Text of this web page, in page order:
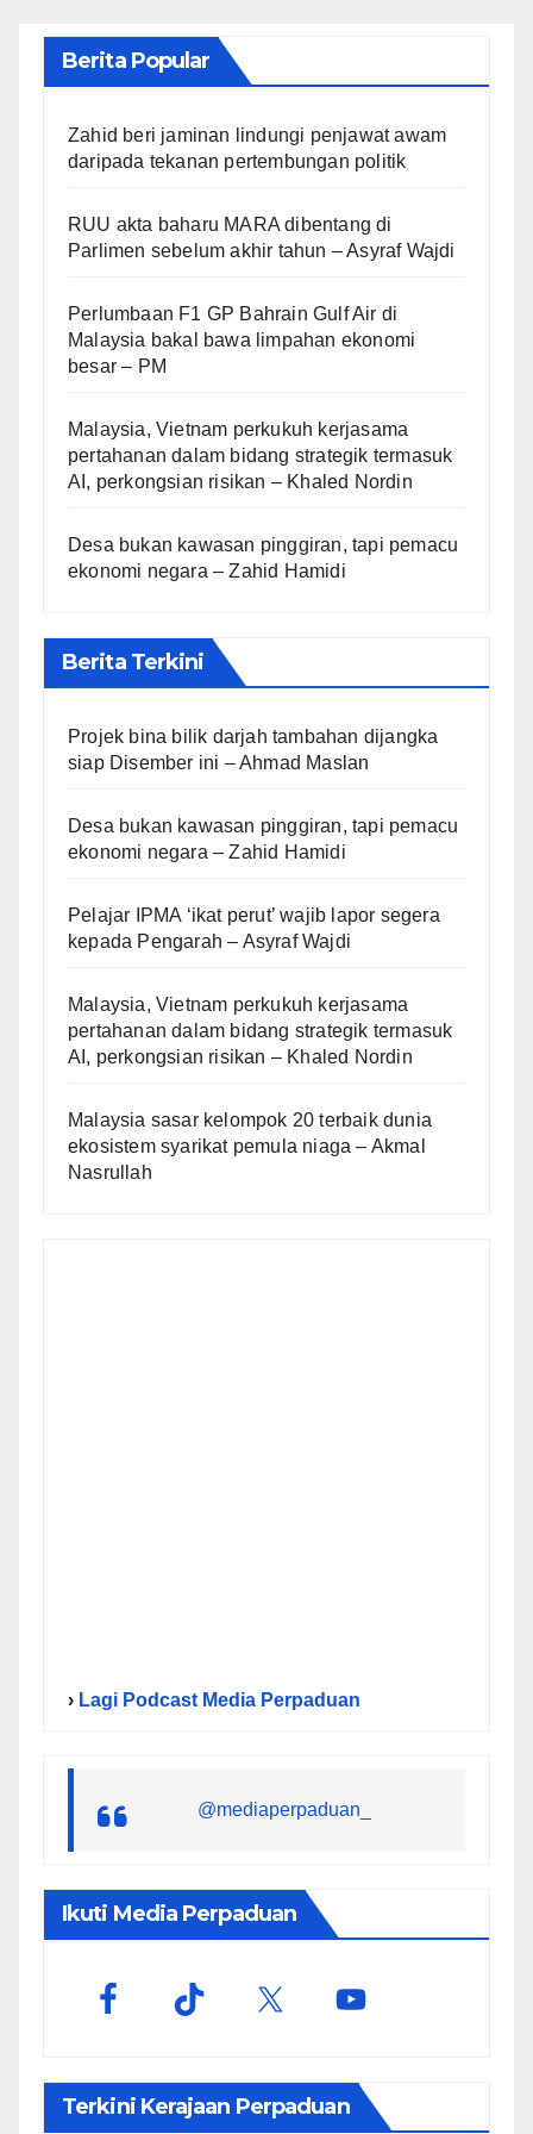
Berita Popular
Zahid beri jaminan lindungi penjawat awam
daripada tekanan pertembungan politik
RUU akta baharu MARA dibentang di
Parlimen sebelum akhir tahun – Asyraf Wajdi
Perlumbaan F1 GP Bahrain Gulf Air di
Malaysia bakal bawa limpahan ekonomi
besar – PM
Malaysia, Vietnam perkukuh kerjasama
pertahanan dalam bidang strategik termasuk
AI, perkongsian risikan – Khaled Nordin
Desa bukan kawasan pinggiran, tapi pemacu
ekonomi negara – Zahid Hamidi
Berita Terkini
Projek bina bilik darjah tambahan dijangka
siap Disember ini – Ahmad Maslan
Desa bukan kawasan pinggiran, tapi pemacu
ekonomi negara – Zahid Hamidi
Pelajar IPMA ‘ikat perut’ wajib lapor segera
kepada Pengarah – Asyraf Wajdi
Malaysia, Vietnam perkukuh kerjasama
pertahanan dalam bidang strategik termasuk
AI, perkongsian risikan – Khaled Nordin
Malaysia sasar kelompok 20 terbaik dunia
ekosistem syarikat pemula niaga – Akmal
Nasrullah
› Lagi Podcast Media Perpaduan
@mediaperpaduan_
Ikuti Media Perpaduan
Terkini Kerajaan Perpaduan